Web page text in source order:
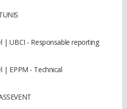
| UBCI - Responsable reporting
| EPPM - Technical